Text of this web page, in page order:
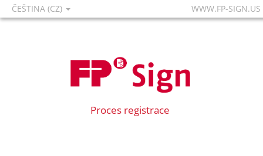
ČEŠTINA (CZ) WWW.FP-SIGN.US
Proces registrace